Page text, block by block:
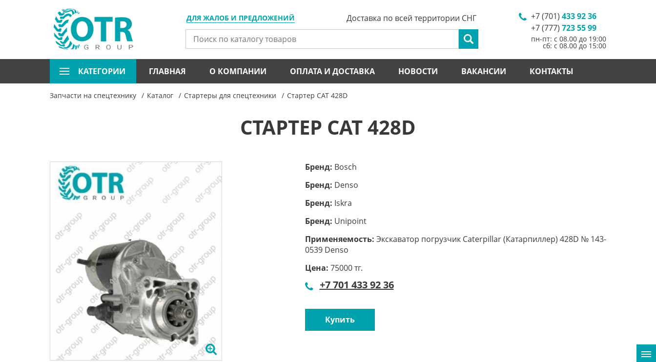
ДЛЯ ЖАЛОБ И ПРЕДЛОЖЕНИЙ +7 (701) 433 92 36
+7 (777) 723 55 99
пн-пт: с 08.00 до 19:00
сб: с 08.00 до 15:00
Доставка по всей территории СНГ
КАТЕГОРИИ ГЛАВНАЯ О КОМПАНИИ ОПЛАТА И ДОСТАВКА НОВОСТИ ВАКАНСИИ КОНТАКТЫ
Запчасти на спецтехнику Каталог Стартеры для спецтехники Стартер CAT 428D
СТАРТЕР CAT 428D
Бренд: Bosch
Бренд: Denso
Бренд: Iskra
Бренд: Unipoint
Применяемость: Экскаватор погрузчик Caterpillar (Катарпиллер) 428D № 143-
0539 Denso
Цена: 75000 тг.
+7 701 433 92 36
Купить